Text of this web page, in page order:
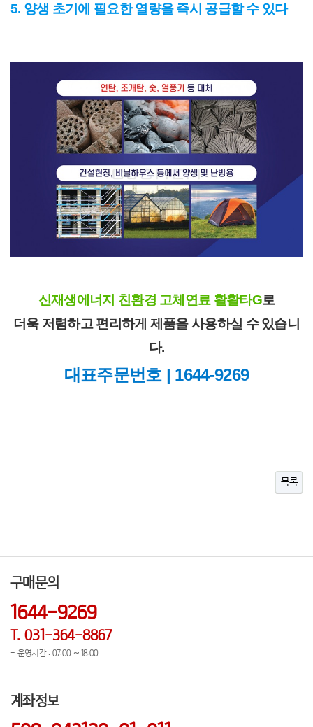
5. 양생 초기에 필요한 열량을 즉시 공급할 수 있다
신재생에너지 친환경 고체연료 활활타G로
더욱 저렴하고 편리하게 제품을 사용하실 수 있습니
다.
대표주문번호 | 1644-9269
목록
구매문의
1644-9269
T. 031-364-8867
- 운영시간 : 07:00 ~ 18:00
계좌정보